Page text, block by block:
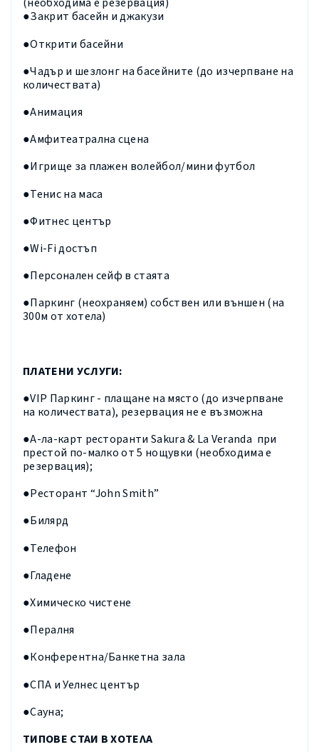
●Закрит басейн и джакузи
●Открити басейни
●Чадър и шезлонг на басейните (до изчерпване на
количествата)
●Анимация
●Амфитеатрална сцена
●Игрище за плажен волейбол/мини футбол
●Тенис на маса
●Фитнес център
●Wi-Fiдостъп
●Персонален сейф в стаята
●Паркинг (неохраняем) собствен или външен (на
300м от хотела)
ПЛАТЕНИ УСЛУГИ:
●VIP Паркинг - плащане на място (до изчерпване
на количествата), резервация не е възможна
●А-ла-карт ресторантиSakura& La Veranda при
престой по-малко от5 нощувки (необходима е
резервация);
●Ресторант “John Smith”
●Билярд
●Телефон
●Гладене
●Химическо чистене
●Пералня
●Конферентна/Банкетна зала
●СПА и Уелнес център
●Сауна;
ТИПОВЕ СТАИ В ХОТЕЛА